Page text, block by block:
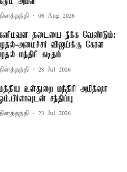
06 Aug 2026
தடையை நீக்க வேண்டும்:
அமைச்சர் விஜய்க்கு கேரள
மந்திரி கடிதம்
28 Jul 2026
உள்துறை மந்திரி அமித்ஷா
சந்திப்பு
23 Jul 2026